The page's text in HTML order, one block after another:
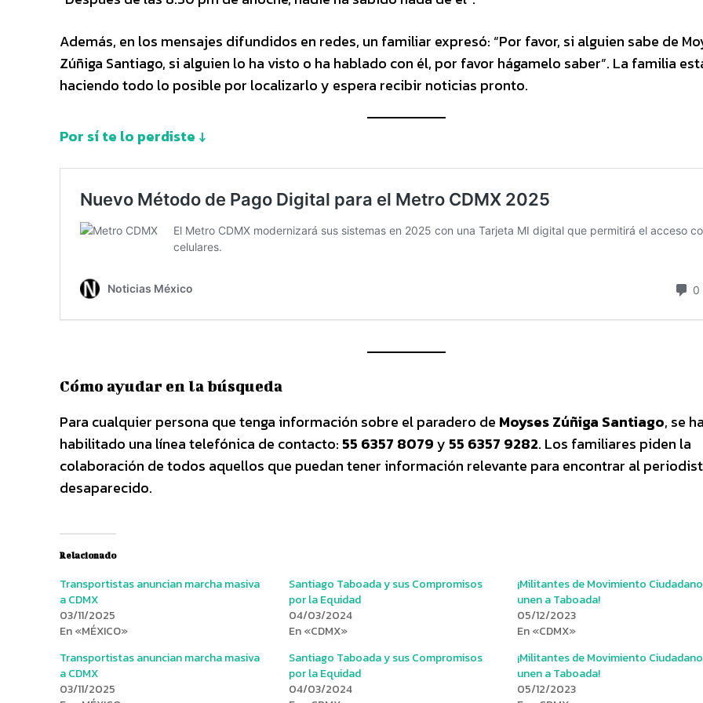
Además, en los mensajes difundidos en redes, un familiar expresó: “Por favor, si alguien sabe de
Zúñiga Santiago, si alguien lo ha visto o ha hablado con él, por favor hágamelo saber”. La familia
haciendo todo lo posible por localizarlo y espera recibir noticias pronto.
Por sí te lo perdiste ↓
Cómo ayudar en la búsqueda
Para cualquier persona que tenga información sobre el paradero de Moyses Zúñiga Santiago, se ha
habilitado una línea telefónica de contacto: 55 6357 8079y 55 6357 9282. Los familiares piden la
colaboración de todos aquellos que puedan tener información relevante para encontrar al
desaparecido.
Relacionado
Transportistas anuncian marcha masiva
a CDMX
03/11/2025
En «MÉXICO»
Santiago Taboada y sus Compromisos
por la Equidad
04/03/2024
En «CDMX»
¡Militantes de Movimiento
unen a Taboada!
05/12/2023
En «CDMX»
Transportistas anuncian marcha masiva
a CDMX
03/11/2025
Santiago Taboada y sus Compromisos
por la Equidad
04/03/2024
¡Militantes de Movimiento
unen a Taboada!
05/12/2023